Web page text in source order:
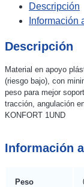
Descripción
Información
Descripción
Material en apoyo
(riesgo bajo), con
peso para mejor
tracción, angulación
KONFORT 1UND
Información
Peso